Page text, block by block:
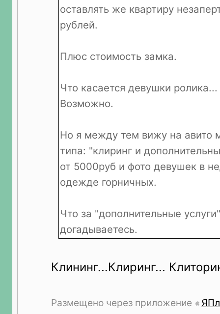
оставлять же квартиру
рублей.
Плюс стоимость замка.
Что касается девушки
Возможно.
Но я между тем вижу на авито
типа: "клиринг и
от 5000руб и фото девушек в
одежде горничных.
Что за "дополнительные
догадываетесь.
Клининг...Клиринг...
Размещено через приложение